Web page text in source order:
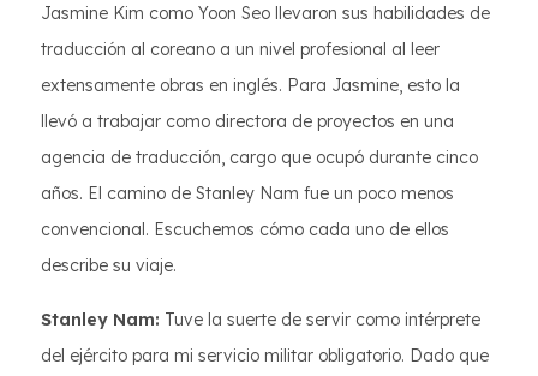
Jasmine Kim como Yoon Seo llevaron sus habilidades de
traducción al coreano a un nivel profesional al leer
extensamente obras en inglés. Para Jasmine, esto la
llevó a trabajar como directora de proyectos en una
agencia de traducción, cargo que ocupó durante cinco
años. El camino de Stanley Nam fue un poco menos
convencional. Escuchemos cómo cada uno de ellos
describe su viaje.
Stanley Nam: Tuve la suerte de servir como intérprete
del ejército para mi servicio militar obligatorio. Dado que